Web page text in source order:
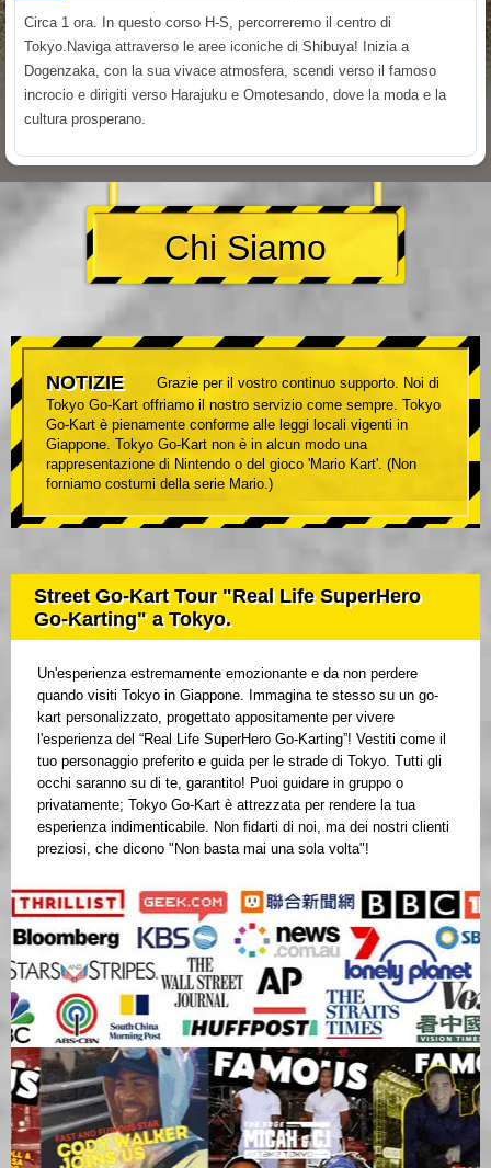
Circa 1 ora. In questo corso H-S, percorreremo il centro di
Tokyo.Naviga attraverso le aree iconiche di Shibuya! Inizia a
Dogenzaka, con la sua vivace atmosfera, scendi verso il famoso
incrocio e dirigiti verso Harajuku e Omotesando, dove la moda e la
cultura prosperano.
Chi Siamo
NOTIZIE
Grazie per il vostro continuo supporto. Noi di
Tokyo Go-Kart offriamo il nostro servizio come sempre. Tokyo
Go-Kart è pienamente conforme alle leggi locali vigenti in
Giappone. Tokyo Go-Kart non è in alcun modo una
rappresentazione di Nintendo o del gioco 'Mario Kart'. (Non
forniamo costumi della serie Mario.)
Street Go-Kart Tour "Real Life SuperHero
Go-Karting" a Tokyo.
Un'esperienza estremamente emozionante e da non perdere
quando visiti Tokyo in Giappone. Immagina te stesso su un go-
kart personalizzato, progettato appositamente per vivere
l'esperienza del “Real Life SuperHero Go-Karting”! Vestiti come il
tuo personaggio preferito e guida per le strade di Tokyo. Tutti gli
occhi saranno su di te, garantito! Puoi guidare in gruppo o
privatamente; Tokyo Go-Kart è attrezzata per rendere la tua
esperienza indimenticabile. Non fidarti di noi, ma dei nostri clienti
preziosi, che dicono "Non basta mai una sola volta"!